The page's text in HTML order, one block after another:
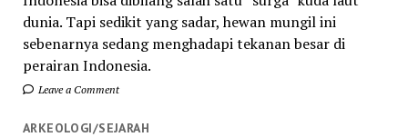
dunia. Tapi sedikit yang sadar, hewan mungil ini
sebenarnya sedang menghadapi tekanan besar di
perairan Indonesia.
Leave a Comment
ARKEOLOGI/SEJARAH